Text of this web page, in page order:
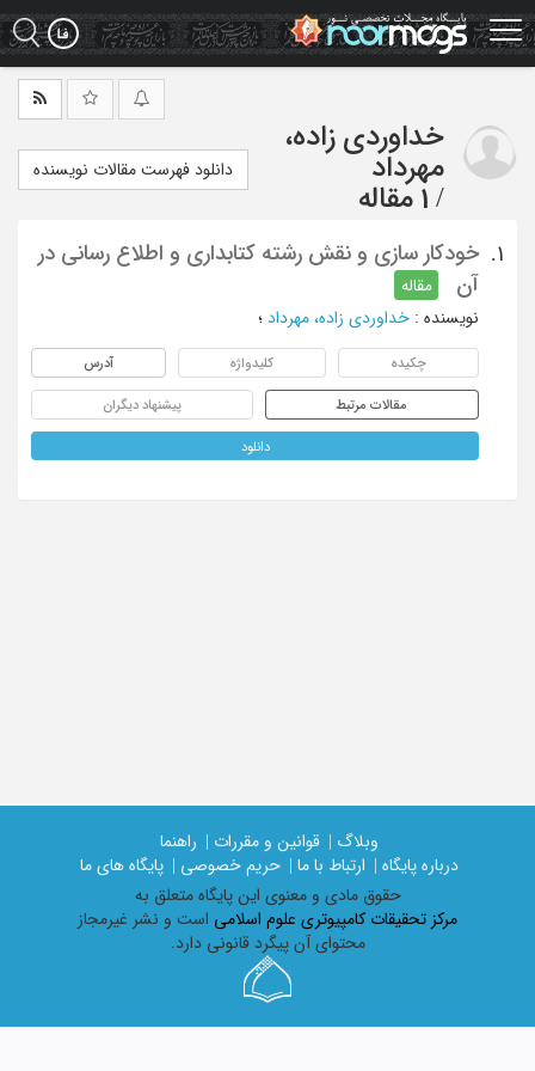
Skip
to
main
خداوردی زاده،
مهرداد
/ 1 مقاله
دانلود فهرست مقالات نویسنده
1.
خودکار سازی و نقش رشته کتابداری و اطلاع رسانی در
آن
مقاله
نویسنده : خداوردی زاده، مهرداد ؛
چکیده کلیدواژه آدرس
مقالات مرتبط پیشنهاد دیگران
دانلود
وبلاگ | قوانین و مقررات |
راهنما
درباره پایگاه |
ارتباط با ما | حریم خصوصی |
پایگاه های ما
حقوق مادی و معنوی اين پايگاه متعلق به
مرکز تحقیقات کامپیوتری علوم اسلامی است و نشر غیرمجاز
محتوای آن پیگرد قانونی دارد.